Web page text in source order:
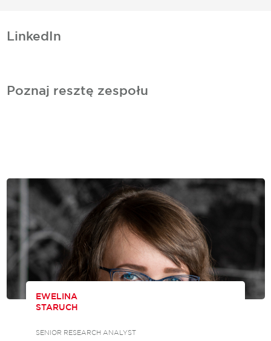
LinkedIn
Poznaj resztę zespołu
EWELINA
STARUCH
SENIOR RESEARCH ANALYST